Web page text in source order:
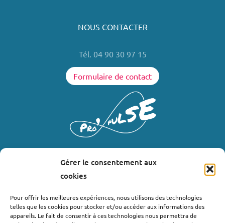
Gérer le consentement aux
cookies
Pour offrir les meilleures expériences, nous utilisons des technologies
telles que les cookies pour stocker et/ou accéder aux informations des
appareils. Le fait de consentir à ces technologies nous permettra de
NOUS CONTACTER
Tél. 04 90 30 97 15
Formulaire de contact
Où nous trouver ?
Bollène